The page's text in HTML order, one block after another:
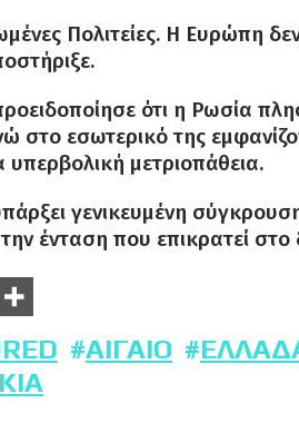
Πολιτείες. Η Ευρώπη
ότι η Ρωσία
στο εσωτερικό της
υπερβολική μετριοπάθεια.
γενικευμένη
ένταση που επικρατεί στο
ΑΙΓΑΊΟ